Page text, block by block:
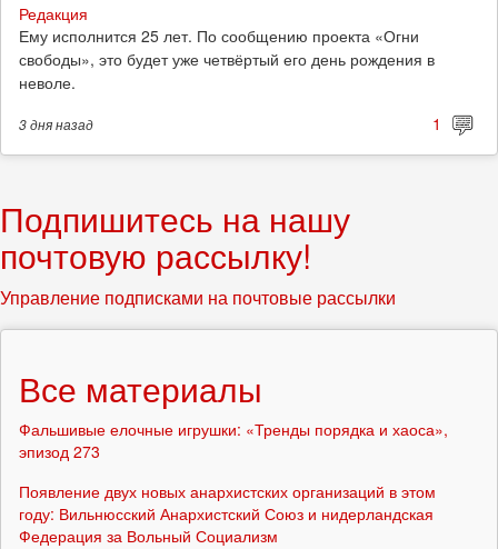
Редакция
Ему исполнится 25 лет. По сообщению проекта «Огни
свободы», это будет уже четвёртый его день рождения в
неволе.
3 дняназад 1
Подпишитесь на нашу
почтовую рассылку!
Управление подписками на почтовые рассылки
Все материалы
Фальшивые елочные игрушки: «Тренды порядка и хаоса»,
эпизод 273
Появление двух новых анархистских организаций в этом
году: Вильнюсский Анархистский Союз и нидерландская
Федерация за Вольный Социализм